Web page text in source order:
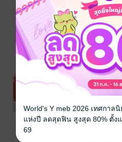
AKIRA OZAKI
Bongkoch
Publishing
การ์ตูนผู้หญิง
2 Rating
AKIRA
Bongkoch
Publishing
การ์ตูนผู้หญิง
4 Rating
ขอโทษทีที่มีน้อง
ชายจอมป่วน 8
World's Y meb 2026 เทศกาล
แห่งปี ลดสุดฟิน สูงสุด 80% ตั้ง
69